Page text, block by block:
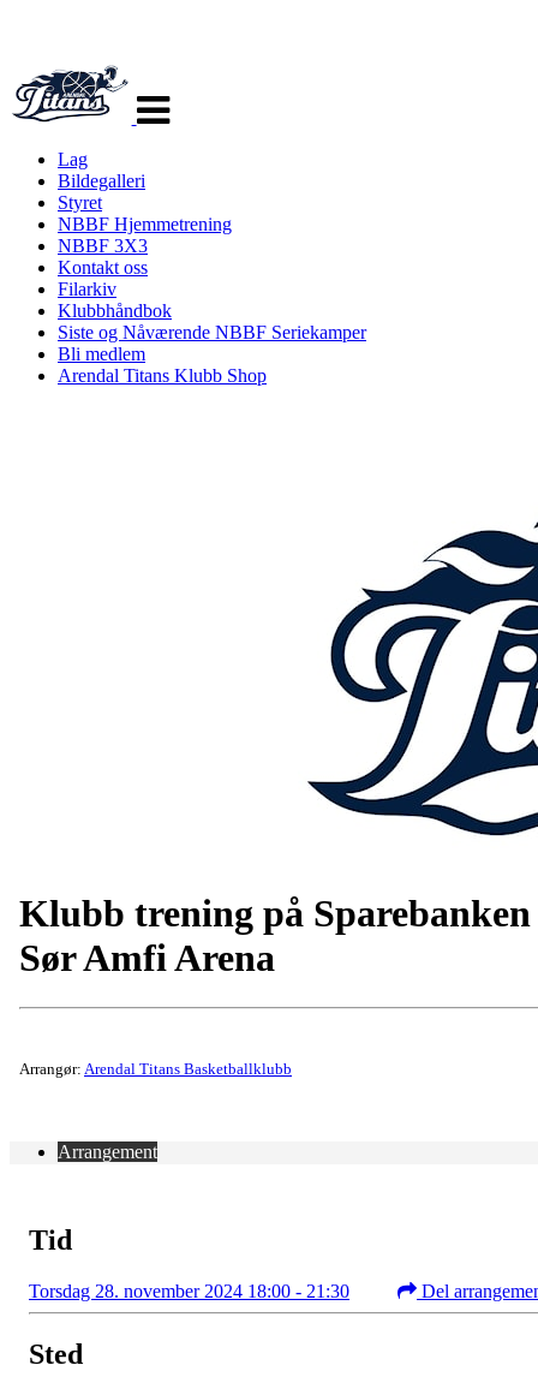
navigasjon
Lag
Bildegalleri
Styret
NBBF Hjemmetrening
NBBF 3X3
Kontakt oss
Filarkiv
Klubbhåndbok
Siste og Nåværende NBBF Seriekamper
Bli medlem
Arendal Titans Klubb Shop
Klubb trening på Sparebanken
Sør Amfi Arena
Arrangør: Arendal Titans Basketballklubb
Arrangement
Tid
Torsdag 28. november 2024 18:00 - 21:30 Del
Sted